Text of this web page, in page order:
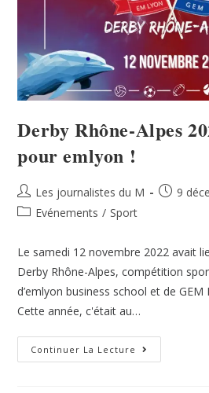
Derby Rhône-Alpes
pour emlyon !
Les journalistes du M
9
Evénements / Sport
Le samedi 12 novembre 2022 avait
Derby Rhône-Alpes, compétition
d’emlyon business school et de
Cette année, c'était au…
Continuer La Lecture